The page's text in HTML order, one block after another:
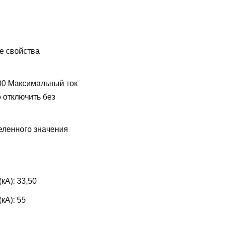
свойства
Максимальный ток
без
значения
33,50
55